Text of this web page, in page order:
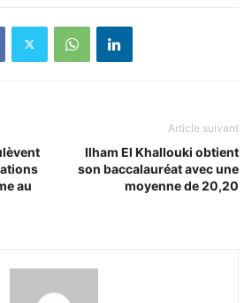
au
Article suivant
Ilham El Khallouki obtient
son baccalauréat avec une
moyenne de 20,20